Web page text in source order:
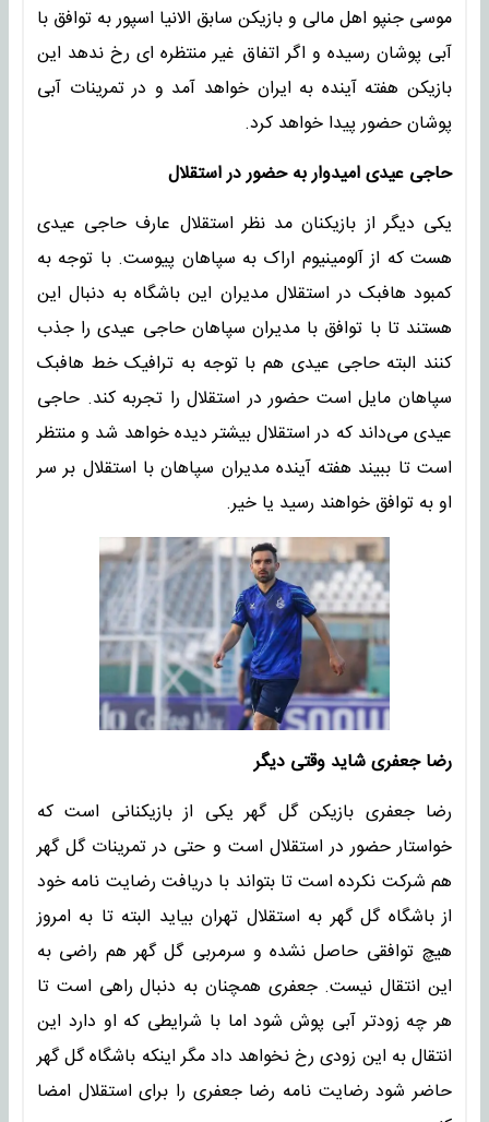
موسی جنپو اهل مالی و بازیکن سابق الانیا اسپور به توافق با
آبی پوشان رسیده و اگر اتفاق غیر منتظره ای رخ ندهد این
بازیکن هفته آینده به ایران خواهد آمد و در تمرینات آبی
پوشان حضور پیدا خواهد کرد.
حاجی عیدی امیدوار به حضور در استقلال
یکی دیگر از بازیکنان مد نظر استقلال عارف حاجی عیدی
هست که از آلومینیوم اراک به سپاهان پیوست. با توجه به
کمبود هافبک در استقلال مدیران این باشگاه به دنبال این
هستند تا با توافق با مدیران سپاهان حاجی عیدی را جذب
کنند البته حاجی عیدی هم با توجه به ترافیک خط هافبک
سپاهان مایل است حضور در استقلال را تجربه کند. حاجی
عیدی می‌داند که در استقلال بیشتر دیده خواهد شد و منتظر
است تا ببیند هفته آینده مدیران سپاهان با استقلال بر سر
او به توافق خواهند رسید یا خیر.
رضا جعفری شاید وقتی دیگر
رضا جعفری بازیکن گل گهر یکی از بازیکنانی است که
خواستار حضور در استقلال است و حتی در تمرینات گل گهر
هم شرکت نکرده است تا بتواند با دریافت رضایت نامه خود
از باشگاه گل گهر به استقلال تهران بیاید البته تا به امروز
هیچ توافقی حاصل نشده و سرمربی گل گهر هم راضی به
این انتقال نیست. جعفری همچنان به دنبال راهی است تا
هر چه زودتر آبی پوش شود اما با شرایطی که او دارد این
انتقال به این زودی رخ نخواهد داد مگر اینکه باشگاه گل گهر
حاضر شود رضایت نامه رضا جعفری را برای استقلال امضا